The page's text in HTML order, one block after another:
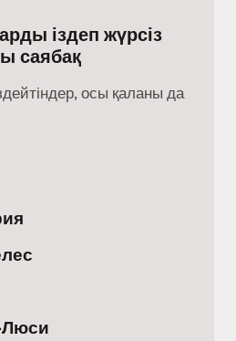
іздеп жүрсіз
саябақ
осы қаланы да
Люси